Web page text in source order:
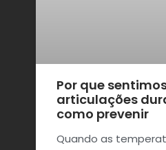
Por que
articulações
como prevenir
Quando as